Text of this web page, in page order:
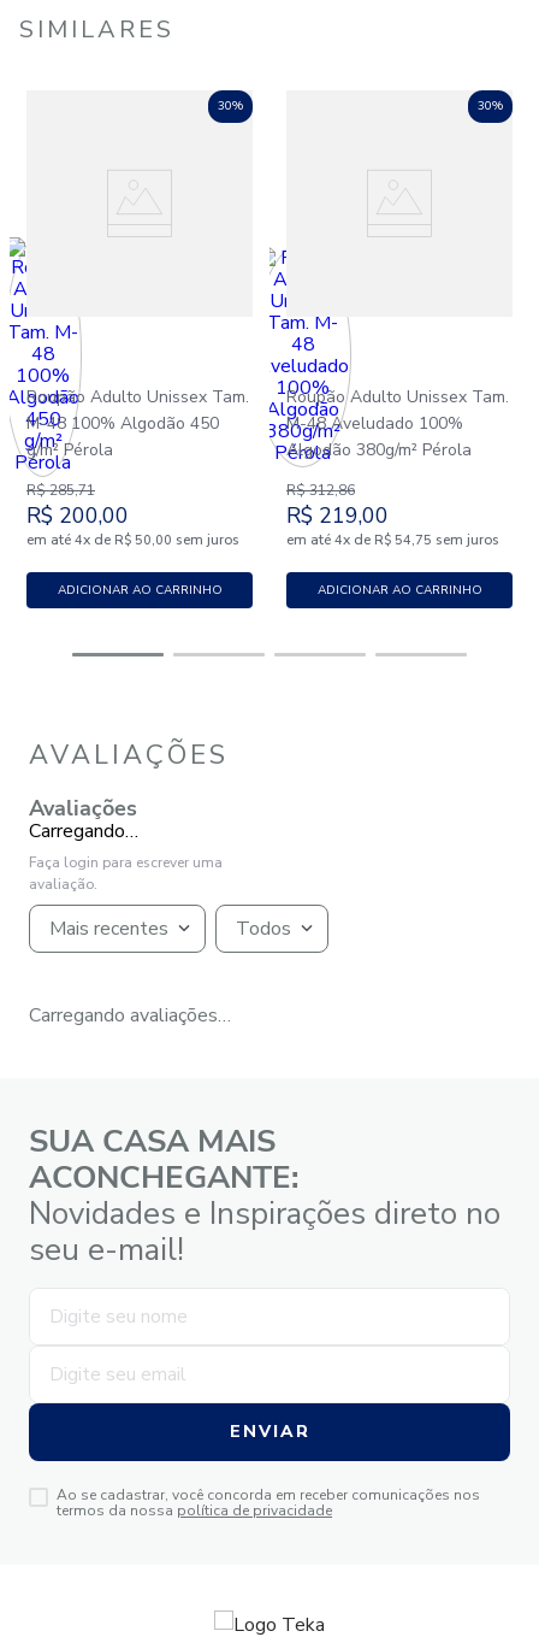
SIMILARES
30%
Roupão Adulto Unissex Tam.
M-48 100% Algodão 450
g/m² Pérola
R$285,71
R$ 200,00
em até 4x de R$ 50,00 sem juros
ADICIONAR AO CARRINHO
30%
Roupão Adulto Unissex Tam.
M-48 Aveludado 100%
Algodão 380g/m² Pérola
R$312,86
R$ 219,00
em até 4x de R$ 54,75 sem juros
ADICIONAR AO CARRINHO
AVALIAÇÕES
Avaliações
Carregando…
Faça login para escrever uma
avaliação.
Mais recentes Todos
Carregando avaliações…
SUA CASA MAIS
ACONCHEGANTE:
Novidades e Inspirações direto no
seu e-mail!
ENVIAR
Ao se cadastrar, você concorda em receber comunicações nos
termos da nossa política de privacidade